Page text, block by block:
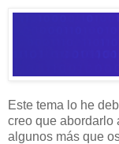
Este tema lo he
creo que abordarlo
algunos más que